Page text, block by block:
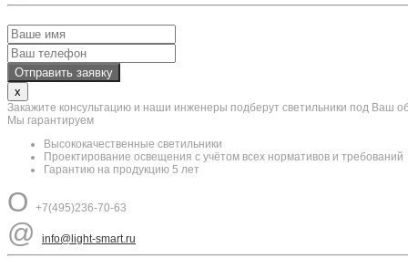
x
Закажите консультацию и наши инженеры подберут светильники под Ваш
Мы гарантируем
Высококачественные светильники
Проектирование освещения с учётом всех нормативов и требований
Гарантию на продукцию 5 лет
O +7(495)236-70-63
@ info@light-smart.ru